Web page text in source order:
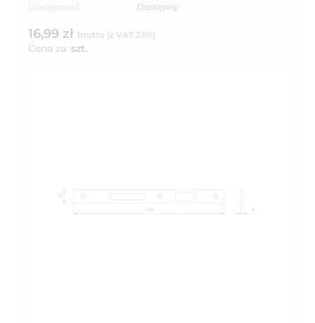
Dostępność:
Dostępny
16,99 zł brutto (z VAT 23%)
Cena za: szt.